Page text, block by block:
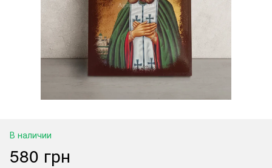
В наличии
580 грн